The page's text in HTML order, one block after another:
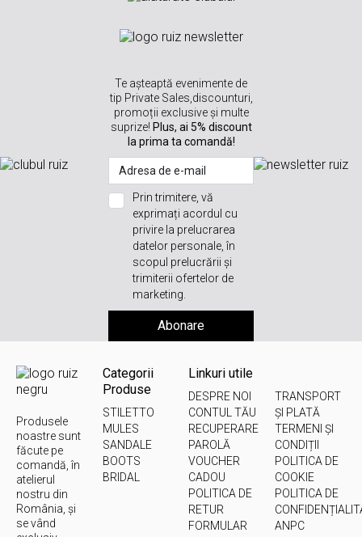
Te așteaptă evenimente de
tip Private Sales,discounturi,
promoții exclusive și multe
suprize! Plus, ai 5% discount
la prima ta comandă!
Prin trimitere, vă
exprimați acordul cu
privire la prelucrarea
datelor personale, în
scopul prelucrării și
trimiterii ofertelor de
marketing.
Abonare
Produsele
noastre sunt
făcute pe
comandă, în
atelierul
nostru din
România, și
se vând
Categorii
Produse
STILETTO
MULES
SANDALE
BOOTS
BRIDAL
Linkuri utile
DESPRE NOI
CONTUL TĂU
RECUPERARE
PAROLĂ
VOUCHER
CADOU
POLITICA DE
RETUR
FORMULAR
TRANSPORT
ȘI PLATĂ
TERMENI ȘI
CONDIȚII
POLITICA DE
COOKIE
POLITICA DE
ANPC